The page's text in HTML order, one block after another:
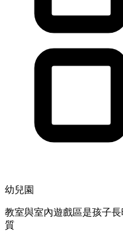
幼兒園
教室與室內遊戲區是孩子
質